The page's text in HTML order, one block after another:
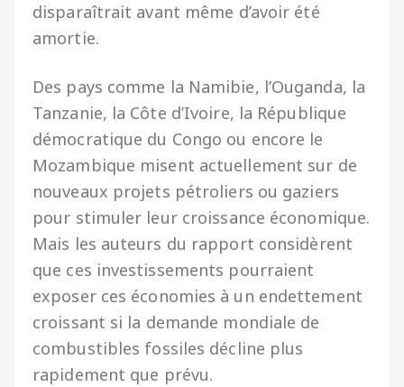
disparaîtrait avant même d’avoir été
amortie.
Des pays comme la Namibie, l’Ouganda, la
Tanzanie, la Côte d’Ivoire, la République
démocratique du Congo ou encore le
Mozambique misent actuellement sur de
nouveaux projets pétroliers ou gaziers
pour stimuler leur croissance économique.
Mais les auteurs du rapport considèrent
que ces investissements pourraient
exposer ces économies à un endettement
croissant si la demande mondiale de
combustibles fossiles décline plus
rapidement que prévu.